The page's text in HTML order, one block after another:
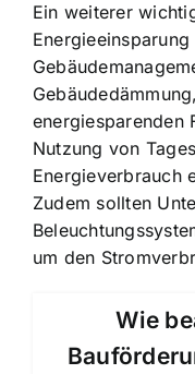
Ein weiterer
energiesparenden
Nutzung von
Energieverbrauch
Zudem sollten
um den
Wie